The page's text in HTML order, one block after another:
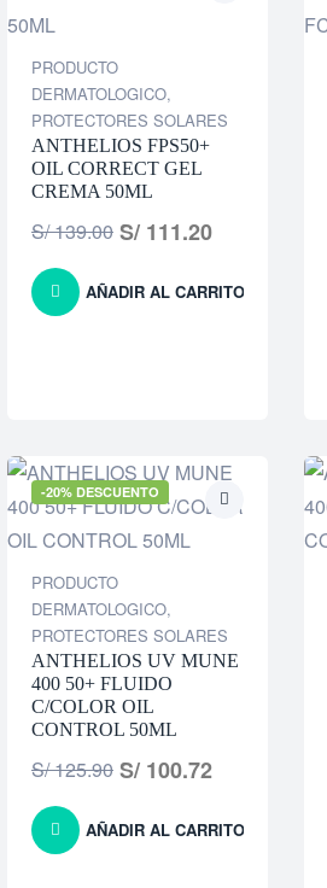
PRODUCTO
DERMATOLOGICO,
PROTECTORES SOLARES
ANTHELIOS FPS50+
OIL CORRECT GEL
CREMA 50ML
S/139.00 S/ 111.20
AÑADIR AL CARRITO
-20% DESCUENTO
PRODUCTO
DERMATOLOGICO,
PROTECTORES SOLARES
ANTHELIOS UV MUNE
400 50+ FLUIDO
C/COLOR OIL
CONTROL 50ML
S/125.90 S/ 100.72
AÑADIR AL CARRITO